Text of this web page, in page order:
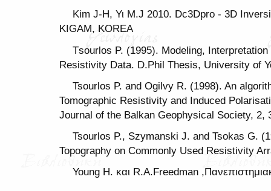
Kim J-H, Υι Μ.J 2010. Dc3Dpro - 3D
KIGAM, KOREA
Τsourlos P. (1995). Modeling,
Resistivity Data. D.Phil Thesis, University of
Tsourlos P. and Ogilvy R. (1998). An
Tomographic Resistivity and Induced
Journal of the Balkan Geophysical Society, 2,
Tsourlos P., Szymanski J. and Tsokas G.
Topography on Commonly Used Resistivity
Young Η. και R.A.Freedman